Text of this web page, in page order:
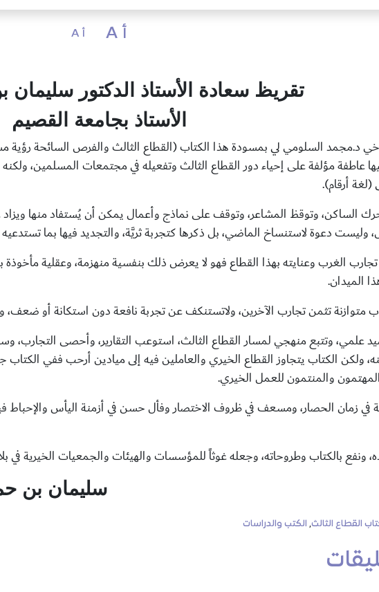
أ A أ A
تقريظ سعادة الأستاذ الدكتور سليمان
الأستاذ بجامعة القصيم
د.مجمد السلومي لي بمسودة هذا الكتاب (القطاع الثالث والفرص السائحة رؤية
عاطفة مؤلفة على إحياء دور القطاع الثالث وتفعيله في مجتمعات المسلمين،
أرقام).
الساكن، وتوقظ المشاعر، وتوقف على نماذج وأعمال يمكن أن يُستفاد منها
وليست دعوة لاستنساخ الماضي، بل ذكرها كتجربة ثريَّة، والتجديد فيها بما
الغرب وعنايته بهذا القطاع فهو لا يعرض ذلك بنفسية منهزمة، وعقلية مأخوذة
الميدان.
متوازنة تثمن تجارب الآخرين، ولاتستنكف عن تجربة نافعة دون استكانة أو ضعف،
علمي، وتتبع منهجي لمسار القطاع الثالث، استوعب التقارير، وأحصى
ولكن الكتاب يتجاوز القطاع الخيري والعاملين فيه إلى ميادين أرحب ففي
والمنتمون للعمل الخيري.
في زمان الحصار، ومسعف في ظروف الاختصار وفأل حسن في أزمنة اليأس والإحباط
ونفع بالكتاب وطروحاته، وجعله غوثاً للمؤسسات والهيئات والجمعيات الخيرية في
سليمان بن
القطاع الثالث, الكتب والدراسات